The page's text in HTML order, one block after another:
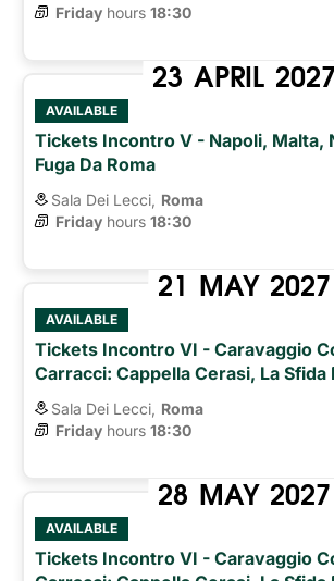
Friday hours 18:30
23 APRIL 2027
AVAILABLE
Tickets Incontro V - Napoli, Malta,
Fuga Da Roma
Sala Dei Lecci, Roma
Friday hours 18:30
21 MAY 2027
AVAILABLE
Tickets Incontro VI - Caravaggio
Carracci: Cappella Cerasi, La Sfida
Sala Dei Lecci, Roma
Friday hours 18:30
28 MAY 2027
AVAILABLE
Tickets Incontro VI - Caravaggio